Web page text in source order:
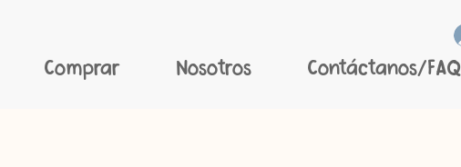
Comprar Nosotros Contáctanos/FAQ